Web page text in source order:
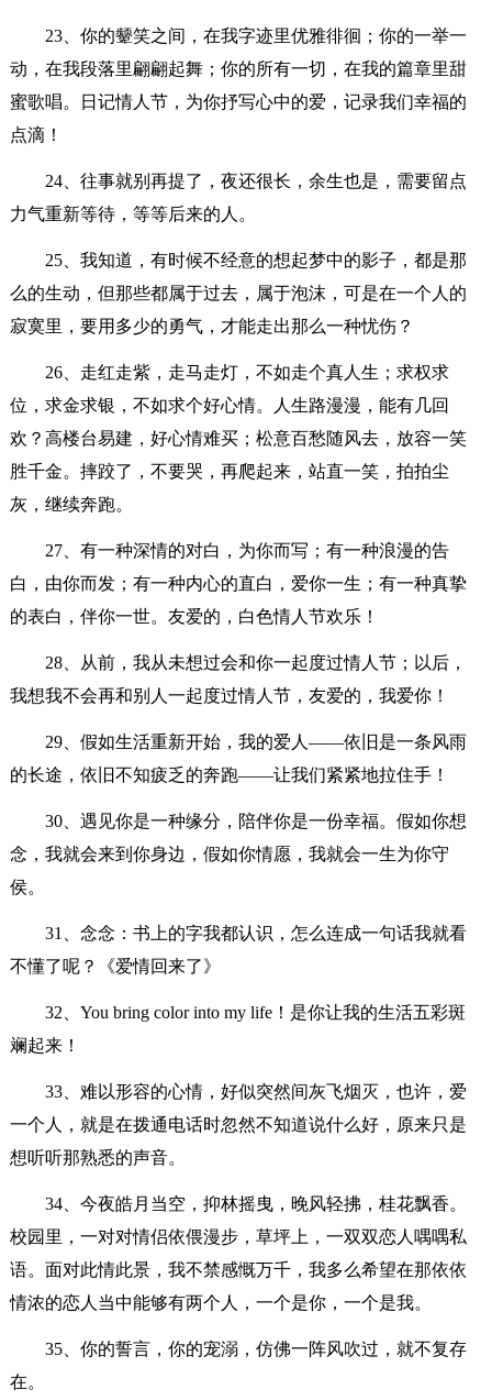
23、你的颦笑之间，在我字迹里优雅徘徊；你的一举一
动，在我段落里翩翩起舞；你的所有一切，在我的篇章里甜
蜜歌唱。日记情人节，为你抒写心中的爱，记录我们幸福的
点滴！
24、往事就别再提了，夜还很长，余生也是，需要留点
力气重新等待，等等后来的人。
25、我知道，有时候不经意的想起梦中的影子，都是那
么的生动，但那些都属于过去，属于泡沫，可是在一个人的
寂寞里，要用多少的勇气，才能走出那么一种忧伤？
26、走红走紫，走马走灯，不如走个真人生；求权求
位，求金求银，不如求个好心情。人生路漫漫，能有几回
欢？高楼台易建，好心情难买；松意百愁随风去，放容一笑
胜千金。摔跤了，不要哭，再爬起来，站直一笑，拍拍尘
灰，继续奔跑。
27、有一种深情的对白，为你而写；有一种浪漫的告
白，由你而发；有一种内心的直白，爱你一生；有一种真挚
的表白，伴你一世。友爱的，白色情人节欢乐！
28、从前，我从未想过会和你一起度过情人节；以后，
我想我不会再和别人一起度过情人节，友爱的，我爱你！
29、假如生活重新开始，我的爱人——依旧是一条风雨
的长途，依旧不知疲乏的奔跑——让我们紧紧地拉住手！
30、遇见你是一种缘分，陪伴你是一份幸福。假如你想
念，我就会来到你身边，假如你情愿，我就会一生为你守
侯。
31、念念：书上的字我都认识，怎么连成一句话我就看
不懂了呢？《爱情回来了》
32、You bring color into my life！是你让我的生活五彩斑
斓起来！
33、难以形容的心情，好似突然间灰飞烟灭，也许，爱
一个人，就是在拨通电话时忽然不知道说什么好，原来只是
想听听那熟悉的声音。
34、今夜皓月当空，抑林摇曳，晚风轻拂，桂花飘香。
校园里，一对对情侣依偎漫步，草坪上，一双双恋人喁喁私
语。面对此情此景，我不禁感慨万千，我多么希望在那依依
情浓的恋人当中能够有两个人，一个是你，一个是我。
35、你的誓言，你的宠溺，仿佛一阵风吹过，就不复存
在。